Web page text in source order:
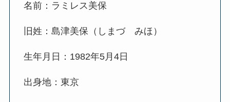
名前：ラミレス美保
旧姓：島津美保（しまづ みほ）
生年月日：1982年5月4日
出身地：東京